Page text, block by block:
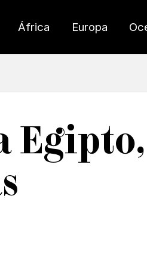
África Europa